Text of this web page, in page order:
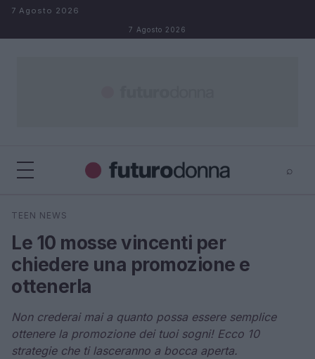
Salta al contenuto
7 Agosto 2026
7 Agosto 2026
⌕
Cerca
TEEN NEWS
Le 10 mosse vincenti per
chiedere una promozione e
ottenerla
Non crederai mai a quanto possa essere semplice
ottenere la promozione dei tuoi sogni! Ecco 10
strategie che ti lasceranno a bocca aperta.